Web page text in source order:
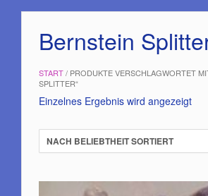
START/ PRODUKTE VERSCHLAGWORTET
SPLITTER“
Bernstein
Einzelnes Ergebnis wird angezeigt